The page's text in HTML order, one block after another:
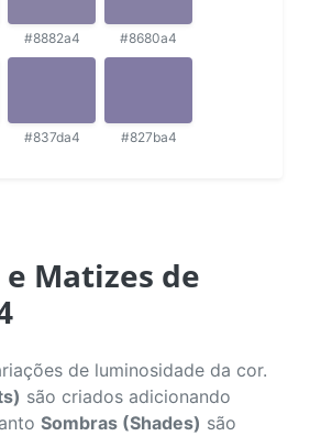
#8882a4 #8680a4
#837da4 #827ba4
e Matizes de
de luminosidade da cor.
são criados adicionando
Sombras (Shades) são